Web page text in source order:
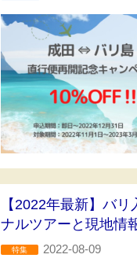
【2022年最新】バ
ナルツアーと現地情
特集 2022-08-09